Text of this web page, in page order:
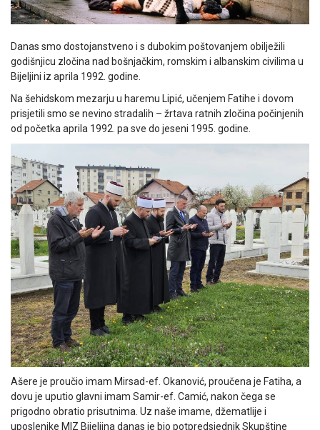
Danas smo dostojanstveno i s dubokim poštovanjem obilježili
godišnjicu zločina nad bošnjačkim, romskim i albanskim civilima u
Bijeljini iz aprila 1992. godine.
Na šehidskom mezarju u haremu Lipić, učenjem Fatihe i dovom
prisjetili smo se nevino stradalih – žrtava ratnih zločina počinjenih
od početka aprila 1992. pa sve do jeseni 1995. godine.
Ašere je proučio imam Mirsad-ef. Okanović, proučena je Fatiha, a
dovu je uputio glavni imam Samir-ef. Camić, nakon čega se
prigodno obratio prisutnima. Uz naše imame, džematlije i
uposlenike MIZ Bijeljina danas je bio potpredsjednik Skupštine